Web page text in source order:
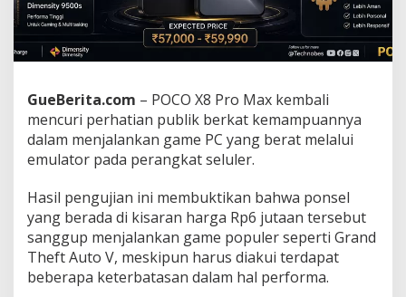
n
e
R
6
u
t
a
y
a
n
g
B
i
GueBerita.com – POCO X8 Pro Max kembali
mencuri perhatian publik berkat kemampuannya
dalam menjalankan game PC yang berat melalui
emulator pada perangkat seluler.
Hasil pengujian ini membuktikan bahwa ponsel
yang berada di kisaran harga Rp6 jutaan tersebut
sanggup menjalankan game populer seperti Grand
Theft Auto V, meskipun harus diakui terdapat
beberapa keterbatasan dalam hal performa.